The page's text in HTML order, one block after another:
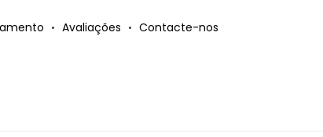
Avaliações Contacte-nos